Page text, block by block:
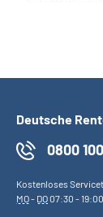
Deutsche
0800
Kostenloses
MO- DO07:30 -